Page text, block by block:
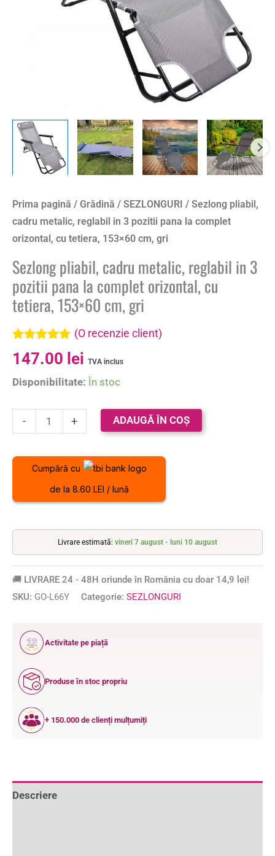
Prima pagină / Grădină / SEZLONGURI / Sezlong pliabil,
cadru metalic, reglabil in 3 pozitii pana la complet
orizontal, cu tetiera, 153×60 cm, gri
Sezlong pliabil, cadru metalic, reglabil in 3
pozitii pana la complet orizontal, cu
tetiera, 153×60 cm, gri
Evaluat la
5.00din 5 pe
singure
(O recenzie client)
147.00 lei TVA inclus
Disponibilitate: În stoc
-
153x60
cm,
+ ADAUGĂ ÎN COȘ
Cumpără cu
de la 8.60 LEI / lună
Livrare estimată: vineri 7 august - luni 10 august
🚚 LIVRARE 24 - 48H oriunde în România cu doar 14,9 lei!
SKU: GO-L66Y Categorie: SEZLONGURI
12
ANI
Activitate pe piață
Produse în stoc propriu
+ 150.000 de clienți mulțumiți
Descriere